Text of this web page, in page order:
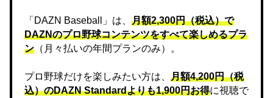
「DAZN Baseball」は、 月額2,300円（税込）で
DAZNのプロ野球コンテンツをすべて楽しめるプラ
ン （月々払いの年間プランのみ）。
プロ野球だけを楽しみたい方は、 月額4,200円（税
込）のDAZN Standard​よりも1,900円お得に視聴で